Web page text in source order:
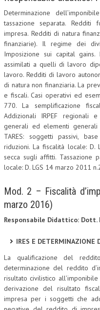
TRIBUTARIA
GIURISPRUDENZA
EUROPEA
COSTITUZIONALE
CIVILE
TRIBUTARIA
PENALE
NEWS
ARCHIVIO EVENTI (FINO AL
PUBBLICAZIONI
BOLLETTINO
TELEGRAM
DOCUMENTI
MANUALI E MONOGRAFIE
TESI DI LAUREA
Determinazione
tassazione separata.
impresa. Redditi di natura
finanziarie). Il regime dei
Imposizione sui capital
assimilati a quelli di lavoro
lavoro. Redditi di lavoro
di natura non finanziaria. La
e fiscali. Casi operativi ed
770. La semplificazione
Addizionali IRPEF regionali
generali ed elementi generali
TARES: soggetti passivi,
riduzioni. La fiscalità locale:
secca sugli affitti. Tassazione
locale: D. LGS 14 marzo 2011
Mod. 2 – Fiscalità
marzo 2016)
Responsabile Didattico: Dott.
IRES E DETERMINAZIONE
La qualificazione del
determinazione del reddito
risultato civilistico
derivazione del risultato
impresa per i soggetti che